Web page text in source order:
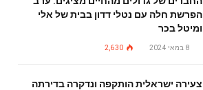
הפרשת חלה עם נטלי דדון בבית של אלי
ומיטל בכר
8 במאי 2024 2,630
צעירה ישראלית הותקפה ונדקרה בדירתה